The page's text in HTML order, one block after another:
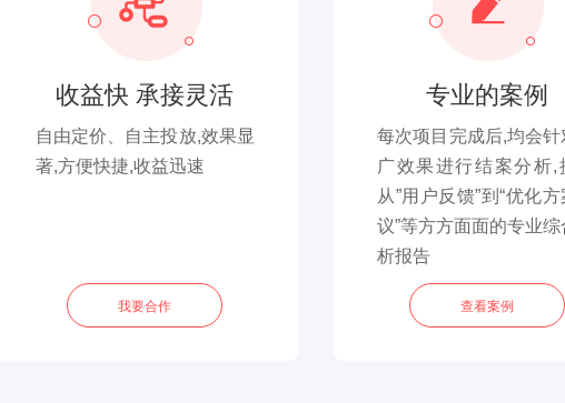
收益快 承接灵活
自由定价、自主投放,效果显
著,方便快捷,收益迅速
我要合作
专业的案例
每次项目完成后,均会针
广效果进行结案分析,
从”用户反馈”到“优化
议”等方方面面的专业
析报告
查看案例